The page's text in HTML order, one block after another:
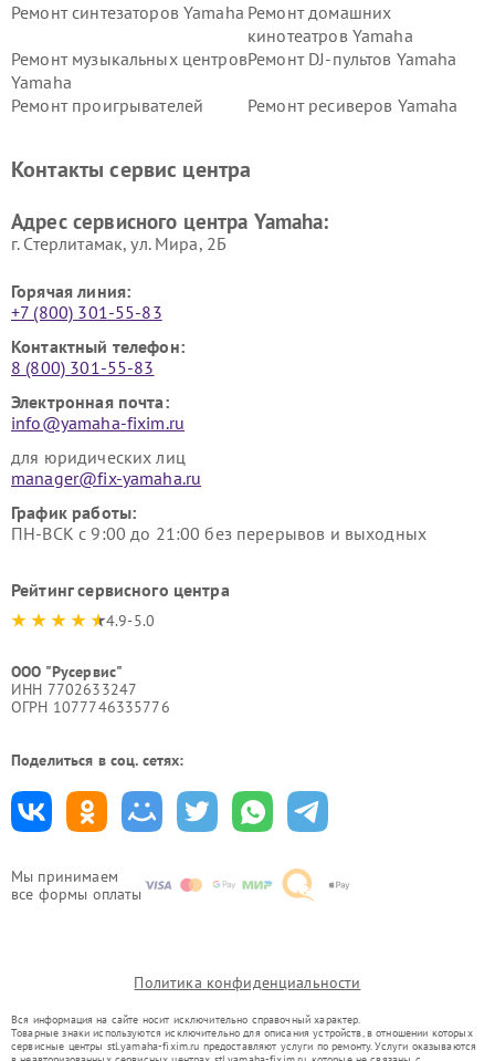
Мы принимаем
все формы оплаты
Ремонт синтезаторов Yamaha Ремонт домашних
кинотеатров Yamaha
Ремонт музыкальных центров
Yamaha
Ремонт DJ-пультов Yamaha
Ремонт проигрывателей
Ремонт ресиверов Yamaha
Yamaha
Yamaha
Контакты сервис центра
Адрес сервисного центра Yamaha:
г. Стерлитамак, ул. Мира, 2Б
Горячая линия:
+7 (800) 301-55-83
Контактный телефон:
8 (800) 301-55-83
Электронная почта:
info@yamaha-fixim.ru
для юридических лиц
manager@fix-yamaha.ru
График работы:
ПН-ВСК с 9:00 до 21:00 без перерывов и выходных
Рейтинг сервисного центра
4.9-5.0
ООО "Русервис"
ИНН 7702633247
ОГРН 1077746335776
Поделиться в соц. сетях:
Политика конфиденциальности
Вся информация на сайте носит исключительно справочный характер.
Товарные знаки используются исключительно для описания устройств, в отношении которых
сервисные центры stl.yamaha-fixim.ru предоставляют услуги по ремонту. Услуги оказываются